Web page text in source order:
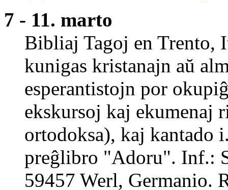
7 - 11. marto
Bibliaj Tagoj en Trento,
kunigas kristanajn aŭ
esperantistojn por
ekskursoj kaj ekumenaj
ortodoksa), kaj kantado
preĝlibro "Adoru". Inf.:
59457 Werl, Germanio.